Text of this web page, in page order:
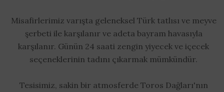
Misafirlerimiz varışta geleneksel Türk tatlısı ve meyve
şerbeti ile karşılanır ve adeta bayram havasıyla
karşılanır. Günün 24 saati zengin yiyecek ve içecek
seçeneklerinin tadını çıkarmak mümkündür.
Tesisimiz, sakin bir atmosferde Toros Dağları'nın